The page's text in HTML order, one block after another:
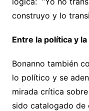
construyo y lo
Entre la política y
Bonanno también
lo político y se
mirada crítica
sido catalogado de